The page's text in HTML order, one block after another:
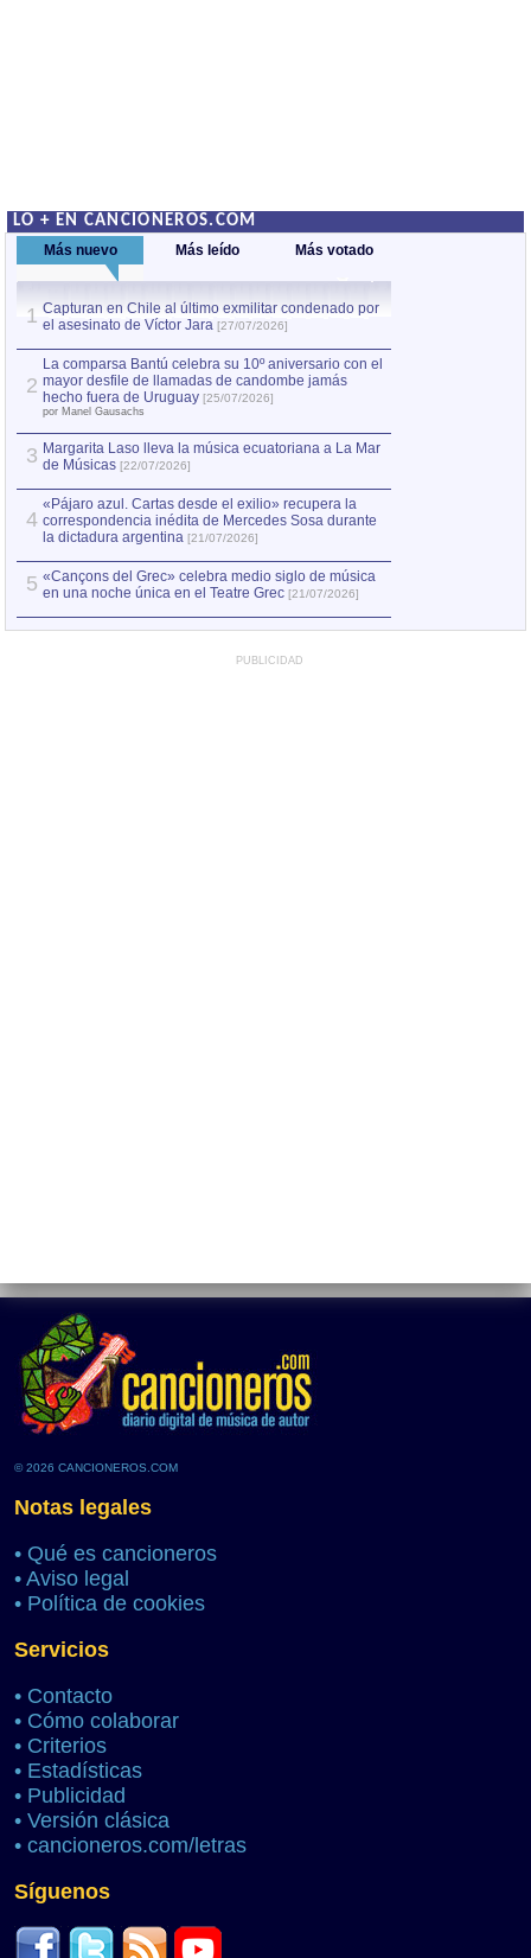
LO + EN CANCIONEROS.COM
Más nuevo Más leído Más votado
1 Capturan en Chile al último exmilitar condenado por
el asesinato de Víctor Jara [27/07/2026]
2
La comparsa Bantú celebra su 10º aniversario con el
mayor desfile de llamadas de candombe jamás
hecho fuera de Uruguay [25/07/2026]
por Manel Gausachs
3 Margarita Laso lleva la música ecuatoriana a La Mar
de Músicas [22/07/2026]
4
«Pájaro azul. Cartas desde el exilio» recupera la
correspondencia inédita de Mercedes Sosa durante
la dictadura argentina [21/07/2026]
5 «Cançons del Grec» celebra medio siglo de música
en una noche única en el Teatre Grec [21/07/2026]
PUBLICIDAD
© 2026 CANCIONEROS.COM
Notas legales
• Qué es cancioneros
• Aviso legal
• Política de cookies
Servicios
• Contacto
• Cómo colaborar
• Criterios
• Estadísticas
• Publicidad
• Versión clásica
• cancioneros.com/letras
Síguenos